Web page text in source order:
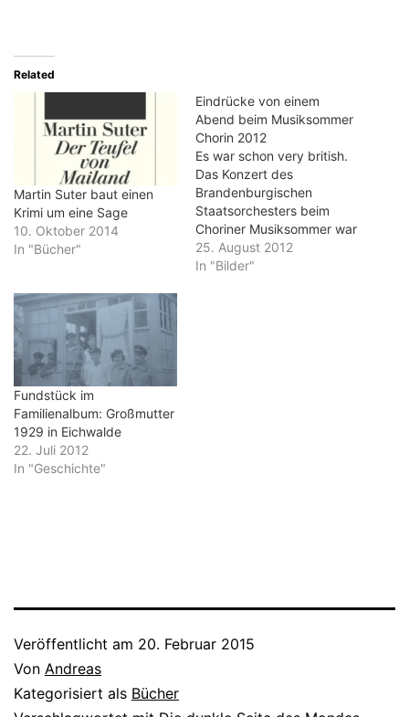
Related
Martin Suter baut einen
Krimi um eine Sage
10. Oktober 2014
In "Bücher"
Eindrücke von einem
Abend beim Musiksommer
Chorin 2012
Es war schon very british.
Das Konzert des
Brandenburgischen
Staatsorchesters beim
Choriner Musiksommer war
voller musikalische
Hochkomik - und voll von
25. August 2012
In "Bilder"
Fundstück im
Familienalbum: Großmutter
1929 in Eichwalde
22. Juli 2012
In "Geschichte"
Veröffentlicht am 20. Februar 2015
Von Andreas
Kategorisiert als Bücher